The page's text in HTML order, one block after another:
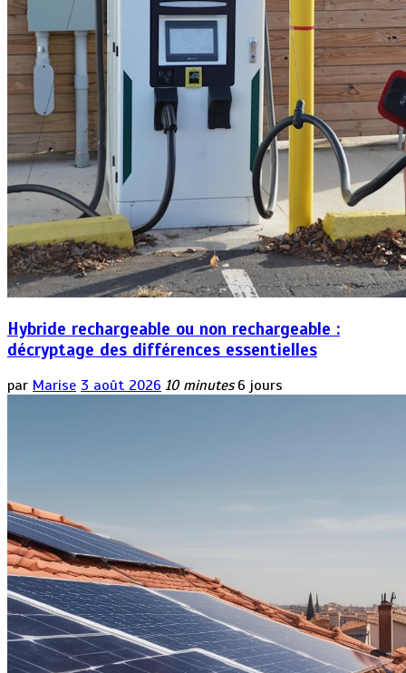
Hybride rechargeable ou non rechargeable :
décryptage des différences essentielles
par Marise 3 août 2026 10 minutes 6 jours